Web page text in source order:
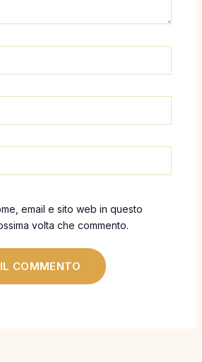
email e sito web in questo
volta che commento.